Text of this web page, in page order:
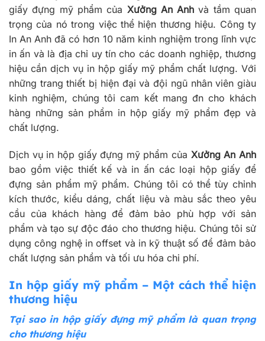
giấy đựng mỹ phẩm của Xưởng An Anh và tầm quan
trọng của nó trong việc thể hiện thương hiệu. Công ty
In An Anh đã có hơn 10 năm kinh nghiệm trong lĩnh vực
in ấn và là địa chỉ uy tín cho các doanh nghiệp, thương
hiệu cần dịch vụ in hộp giấy mỹ phẩm chất lượng. Với
những trang thiết bị hiện đại và đội ngũ nhân viên giàu
kinh nghiệm, chúng tôi cam kết mang đn cho khách
hàng những sản phẩm in hộp giấy mỹ phẩm đẹp và
chất lượng.
Dịch vụ in hộp giấy đựng mỹ phẩm của Xưởng An Anh
bao gồm việc thiết kế và in ấn các loại hộp giấy để
đựng sản phẩm mỹ phẩm. Chúng tôi có thể tùy chỉnh
kích thước, kiểu dáng, chất liệu và màu sắc theo yêu
cầu của khách hàng để đảm bảo phù hợp với sản
phẩm và tạo sự độc đáo cho thương hiệu. Chúng tôi sử
dụng công nghệ in offset và in kỹ thuật số để đảm bảo
chất lượng sản phẩm và tối ưu hóa chi phí.
In hộp giấy mỹ phẩm – Một cách thể hiện
thương hiệu
Tại sao in hộp giấy đựng mỹ phẩm là quan trọng
cho thương hiệu